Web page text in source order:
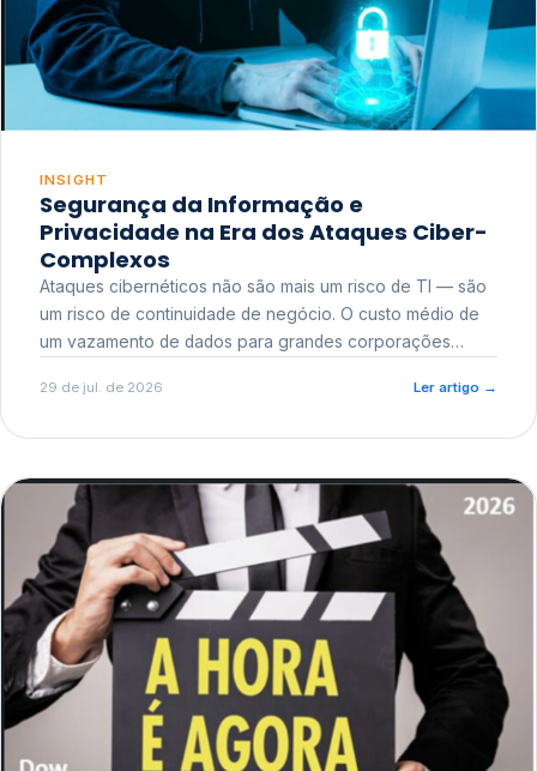
INSIGHT
Segurança da Informação e
Privacidade na Era dos Ataques Ciber-
Complexos
Ataques cibernéticos não são mais um risco de TI — são
um risco de continuidade de negócio. O custo médio de
um vazamento de dados para grandes corporações
reputacional e o risco regulatório junto a órgãos como a
29 de jul. de 2026 Ler artigo →